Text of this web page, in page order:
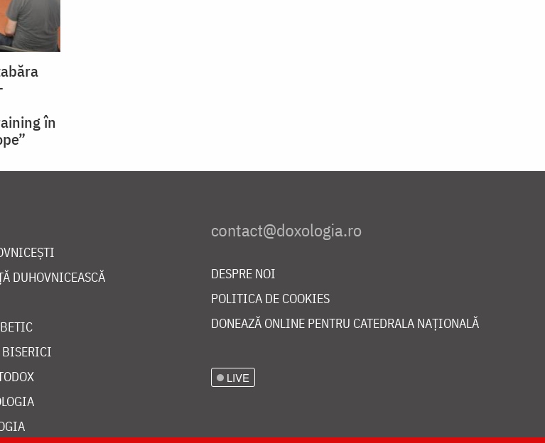
în
DUHOVNICEASCĂ
DESPRE NOI
POLITICA DE COOKIES
DONEAZĂ ONLINE PENTRU CATEDRALA NAȚIONALĂ
LIVE